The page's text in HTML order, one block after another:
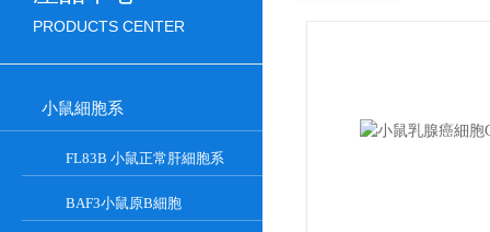
PRODUCTS CENTER
小鼠細胞系
FL83B 小鼠正常肝細胞系
BAF3小鼠原B細胞